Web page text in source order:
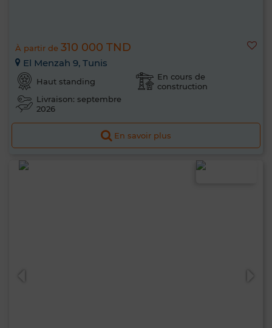
À partir de 310 000 TND
El Menzah 9, Tunis
Haut standing
En cours de
construction
Livraison: septembre
2026
En savoir plus